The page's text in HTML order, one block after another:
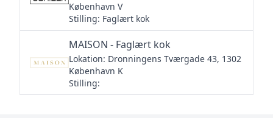
København V
Stilling: Faglært kok
MAISON - Faglært kok
Lokation: Dronningens Tværgade 43, 1302
København K
Stilling: